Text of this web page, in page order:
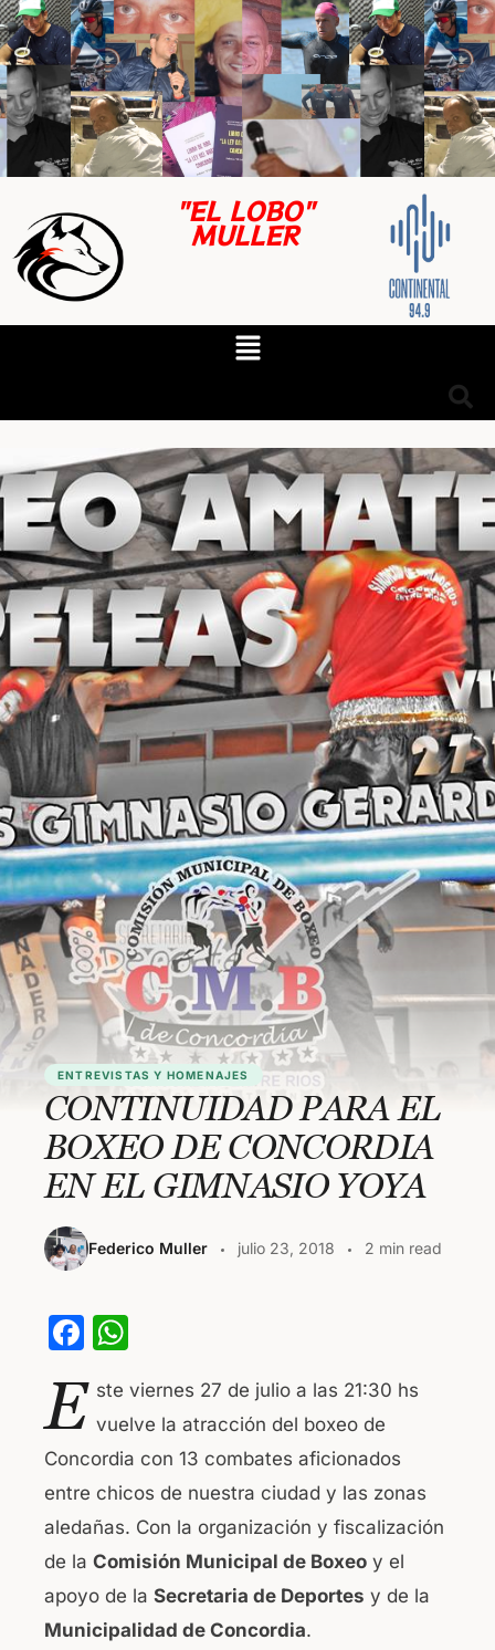
"EL LOBO"
MULLER
ENTREVISTAS Y HOMENAJES
CONTINUIDAD PARA EL
BOXEO DE CONCORDIA
EN EL GIMNASIO YOYA
Federico Muller julio 23, 2018 2 min read
F
c
e
b
o
o
k
at
s
A
p
p
E ste viernes 27 de julio a las 21:30 hs
vuelve la atracción del boxeo de
Concordia con 13 combates aficionados
entre chicos de nuestra ciudad y las zonas
aledañas. Con la organización y fiscalización
de la Comisión Municipal de Boxeo y el
apoyo de la Secretaria de Deportes y de la
Municipalidad de Concordia.